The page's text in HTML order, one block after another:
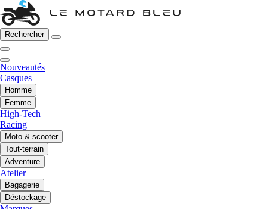
Rechercher
Nouveautés
Casques
Homme
Femme
High-Tech
Racing
Moto & scooter
Tout-terrain
Adventure
Atelier
Bagagerie
Déstockage